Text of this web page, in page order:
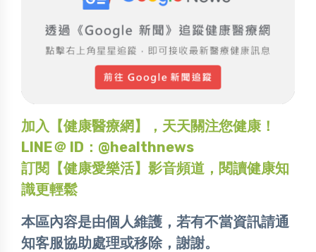
加入【健康醫療網】，天天關注您健康！
LINE＠ ID：@healthnews
訂閱【健康愛樂活】影音頻道，閱讀健康知
識更輕鬆
本區內容是由個人維護，若有不當資訊請通
知客服協助處理或移除，謝謝。